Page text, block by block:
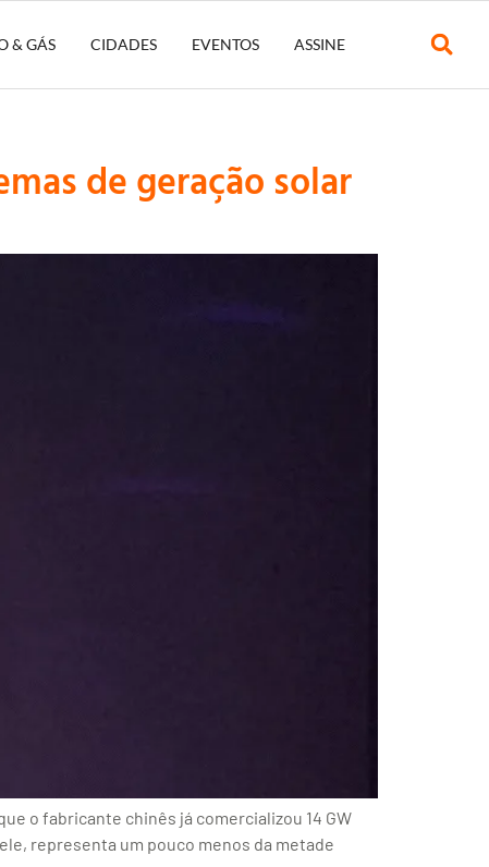
& GÁS CIDADES EVENTOS ASSINE
de geração solar
o fabricante chinês já comercializou 14 GW
representa um pouco menos da metade